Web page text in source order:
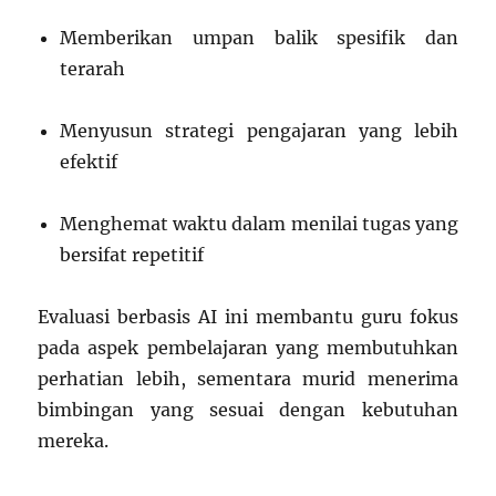
Memberikan umpan balik spesifik dan
terarah
Menyusun strategi pengajaran yang lebih
efektif
Menghemat waktu dalam menilai tugas yang
bersifat repetitif
Evaluasi berbasis AI ini membantu guru fokus
pada aspek pembelajaran yang membutuhkan
perhatian lebih, sementara murid menerima
bimbingan yang sesuai dengan kebutuhan
mereka.